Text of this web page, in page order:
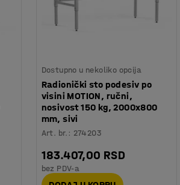
Dostupno u nekoliko opcija
Radionički sto podesiv po
visini MOTION, ručni,
nosivost 150 kg, 2000x800
mm, sivi
Art. br. : 274203
183.407,00 RSD
bez PDV-a